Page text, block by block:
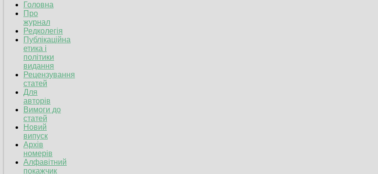
Головна
Про
журнал
Редколегія
Публікаційна
етика і
політики
видання
Рецензування
статей
Для
авторів
Вимоги до
статей
Новий
випуск
Архів
номерів
Алфавітний
покажчик